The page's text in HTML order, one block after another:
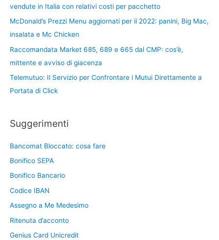
vendute in Italia con relativi costi per pacchetto
McDonald’s Prezzi Menu aggiornati per il 2022: panini, Big Mac,
insalata e Mc Chicken
Raccomandata Market 685, 689 e 665 dal CMP: cos’è,
mittente e avviso di giacenza
Telemutuo: Il Servizio per Confrontare i Mutui Direttamente a
Portata di Click
Suggerimenti
Bancomat Bloccato: cosa fare
Bonifico SEPA
Bonifico Bancario
Codice IBAN
Assegno a Me Medesimo
Ritenuta d’acconto
Genius Card Unicredit